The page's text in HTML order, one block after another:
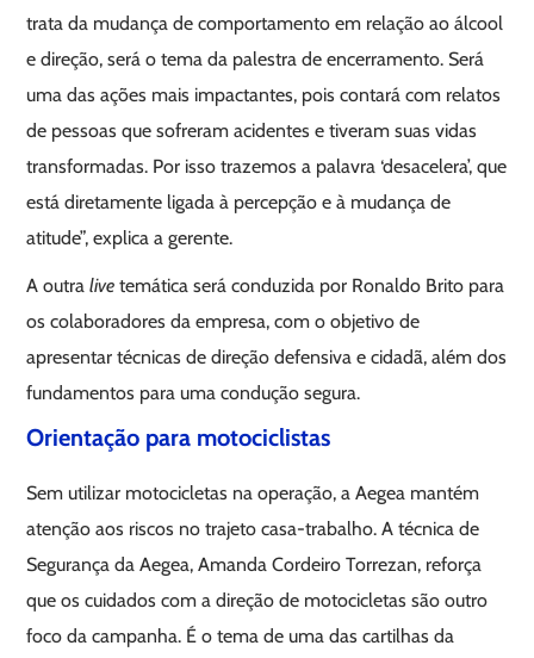
trata da mudança de comportamento em relação ao álcool
e direção, será o tema da palestra de encerramento. Será
uma das ações mais impactantes, pois contará com relatos
de pessoas que sofreram acidentes e tiveram suas vidas
transformadas. Por isso trazemos a palavra ‘desacelera’, que
está diretamente ligada à percepção e à mudança de
atitude”, explica a gerente.
A outralive temática será conduzida por Ronaldo Brito para
os colaboradores da empresa, com o objetivo de
apresentar técnicas de direção defensiva e cidadã, além dos
fundamentos para uma condução segura.
Orientação para motociclistas
Sem utilizar motocicletas na operação, a Aegea mantém
atenção aos riscos no trajeto casa-trabalho. A técnica de
Segurança da Aegea, Amanda Cordeiro Torrezan, reforça
que os cuidados com a direção de motocicletas são outro
foco da campanha. É o tema de uma das cartilhas da